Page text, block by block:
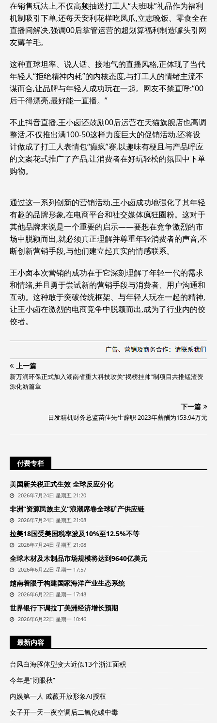
在销售玩法上,不仅高频抽送打工人“去班味”礼品作为福利
机制吸引下单,还每天安利花样吃凤爪,立志晚饭、零食全在
直播间解决,强调00后掌管运营的超划算福利制造噱头引网
友薅羊毛。
这种直球坦率、说人话、接地气的直播风格,正体现了当代
年轻人“拒绝精神内耗”的内核态度,与打工人的情绪主流不
谋而合,让品牌与年轻人成功玩在一起。网友不禁直呼:“00
后干得漂亮,最好能一直播。”
不止抖音直播,王小卤还鼓励00后运营在天猫旗舰店也高调
整活,不仅推出满100-50这样力度巨大的促销活动,还将设
计做成了打工人表情包“癫疯”赛,以趣味有梗且与产品呼应
的文案花式推广了产品,让消费者在好玩轻松的氛围中下单
购物。
通过这一系列创新的营销活动,王小卤成功地强化了其年轻
有趣的品牌形象,在电商平台和社交媒体疯狂圈粉。这对于
其他品牌来说是一个重要的启示——要想在竞争激烈的市
场中脱颖而出,就必须真正理解并尊重年轻消费者的声音,不
断创新营销手段,与他们建立起真实的情感联系。
王小卤本次营销的成功在于它深刻理解了年轻一代的需求
和情绪,并且勇于尝试新的营销手段与消费者、用户沟通和
互动。这种敢于突破传统框架、与年轻人玩在一起的精神,
让王小卤在激烈的电商竞争中脱颖而出,成为了行业内的佼
佼者。
上一篇
新万润环保正式加入湖南省重大科技攻关“揭榜挂帅”制项目共推锰渣资
源化新篇章
下一篇
日发精机财务总监苗佳先生辞职 2023年薪酬为153.94万元
付费专栏
美国新关税正式生效 全球反应分化
2026年7月24日 星期五 21:20
非洲“资源民族主义”浪潮席卷全球矿产供应链
2026年7月24日 星期五 21:08
拉美18国受美国税率波及10%至12.5%不等
2026年7月24日 星期五 21:08
全球木材及木制品市场规模将达到9640亿美元
2026年6月22日 星期一 17:57
越南着眼于构建国家海洋产业生态系统
2026年6月22日 星期一 17:48
世界银行下调拉丁美洲经济增长预期
2026年6月22日 星期一 10:46
最新内容
台风白海豚体型变大近似13个浙江面积
今年是“闭眼秋”
内娱第一人 戚薇开放形象AI授权
女子开一天一夜空调后二氧化碳中毒